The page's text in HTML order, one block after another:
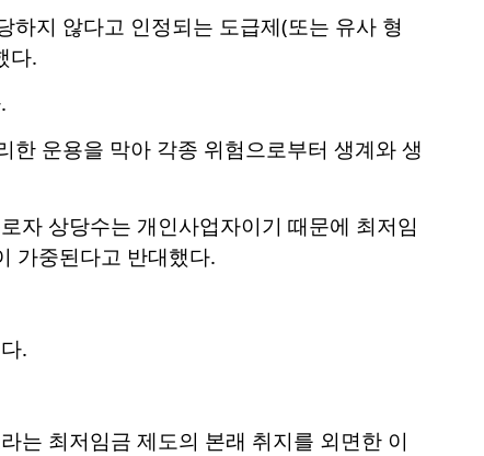
하지 않다고 인정되는 도급제(또는 유사 형
다.
운용을 막아 각종 위험으로부터 생계와 생
자 상당수는 개인사업자이기 때문에 최저임
가중된다고 반대했다.
.
는 최저임금 제도의 본래 취지를 외면한 이